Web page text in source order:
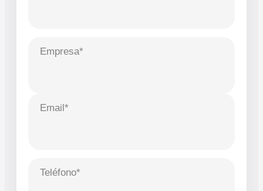
Empresa*
Email*
Teléfono*